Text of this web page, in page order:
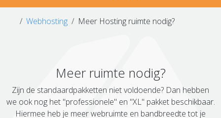
Webhosting Meer Hosting ruimte nodig?
Meer ruimte nodig?
Zijn de standaardpakketten niet voldoende? Dan hebben
we ook nog het "professionele" en "XL" pakket beschikbaar.
Hiermee heb je meer webruimte en bandbreedte tot je